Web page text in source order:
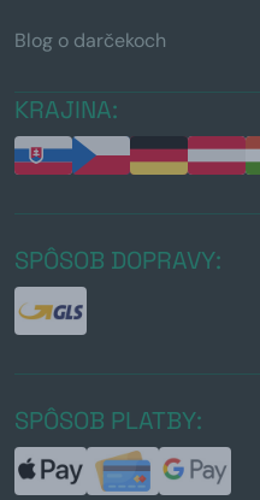
Blog o darčekoch
KRAJINA:
SPÔSOB DOPRAVY:
SPÔSOB PLATBY: